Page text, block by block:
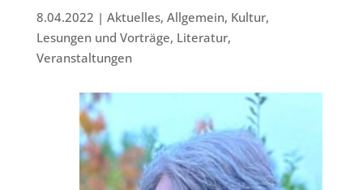
8.04.2022 | Aktuelles, Allgemein, Kultur,
Lesungen und Vorträge, Literatur,
Veranstaltungen